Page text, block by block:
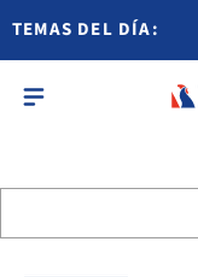
TEMAS DEL DÍA: